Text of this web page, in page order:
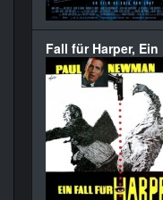
Fall für Harper, Ein